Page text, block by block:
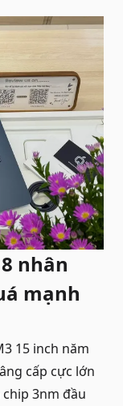
nhân
mạnh
15 inch năm
cấp cực lớn
3nm đầu